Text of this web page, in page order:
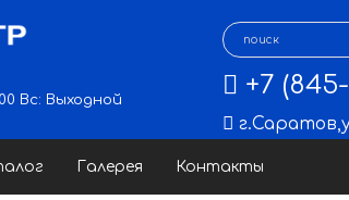
Вс: Выходной
+7
г.Саратов,
Галерея Контакты